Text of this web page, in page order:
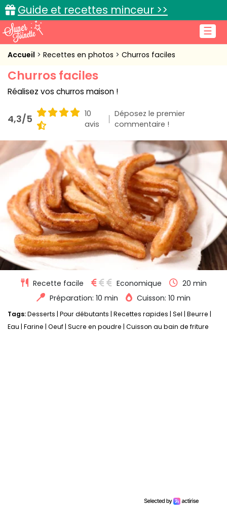
☰
Guide et recettes minceur >>
Accueil
Recettes de cuisine
L'actu cuisine
Connexion
Accueil Recettes en photos Churros faciles
Churros faciles
Réalisez vos churros maison !
4,3/5
10
avis
Déposez le premier
commentaire !
Recette facile Economique
20 min
Préparation: 10 min
Cuisson: 10 min
Tags:Desserts Pour débutants Recettes rapides Sel Beurre
Eau Farine Oeuf Sucre en poudre Cuisson au bain de friture